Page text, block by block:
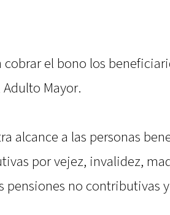
el bono los
Mayor.
alcance a las personas
por vejez, invalidez,
pensiones no contributivas